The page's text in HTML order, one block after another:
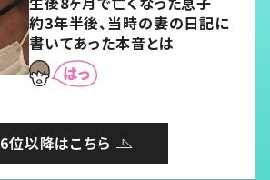
約3年半後、当時の妻の日記に
書いてあった本音とは
6位以降はこちら